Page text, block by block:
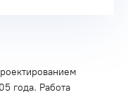
года. Работа